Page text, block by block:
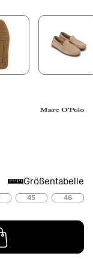
Größentabelle
45 46